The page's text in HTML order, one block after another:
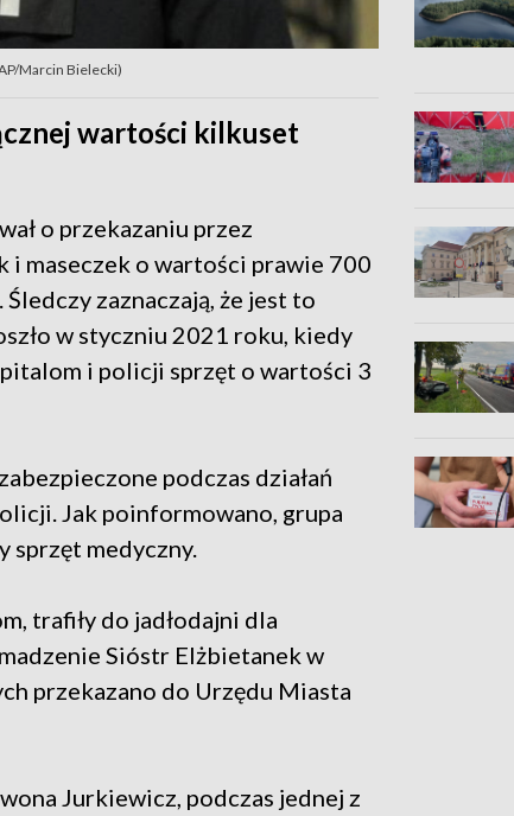
Marcin Bielecki)
wartości kilkuset
o przekazaniu przez
maseczek o wartości prawie 700
zaznaczają, że jest to
w styczniu 2021 roku, kiedy
i policji sprzęt o wartości 3
podczas działań
Jak poinformowano, grupa
sprzęt medyczny.
trafiły do jadłodajni dla
Sióstr Elżbietanek w
przekazano do Urzędu Miasta
Jurkiewicz, podczas jednej z